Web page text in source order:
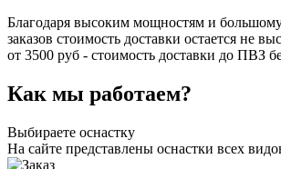
Благодаря высоким мощностям и
заказов стоимость доставки остается не
от 3500 руб - стоимость доставки до ПВЗ
Как мы работаем?
Выбираете оснастку
На сайте представлены оснастки всех